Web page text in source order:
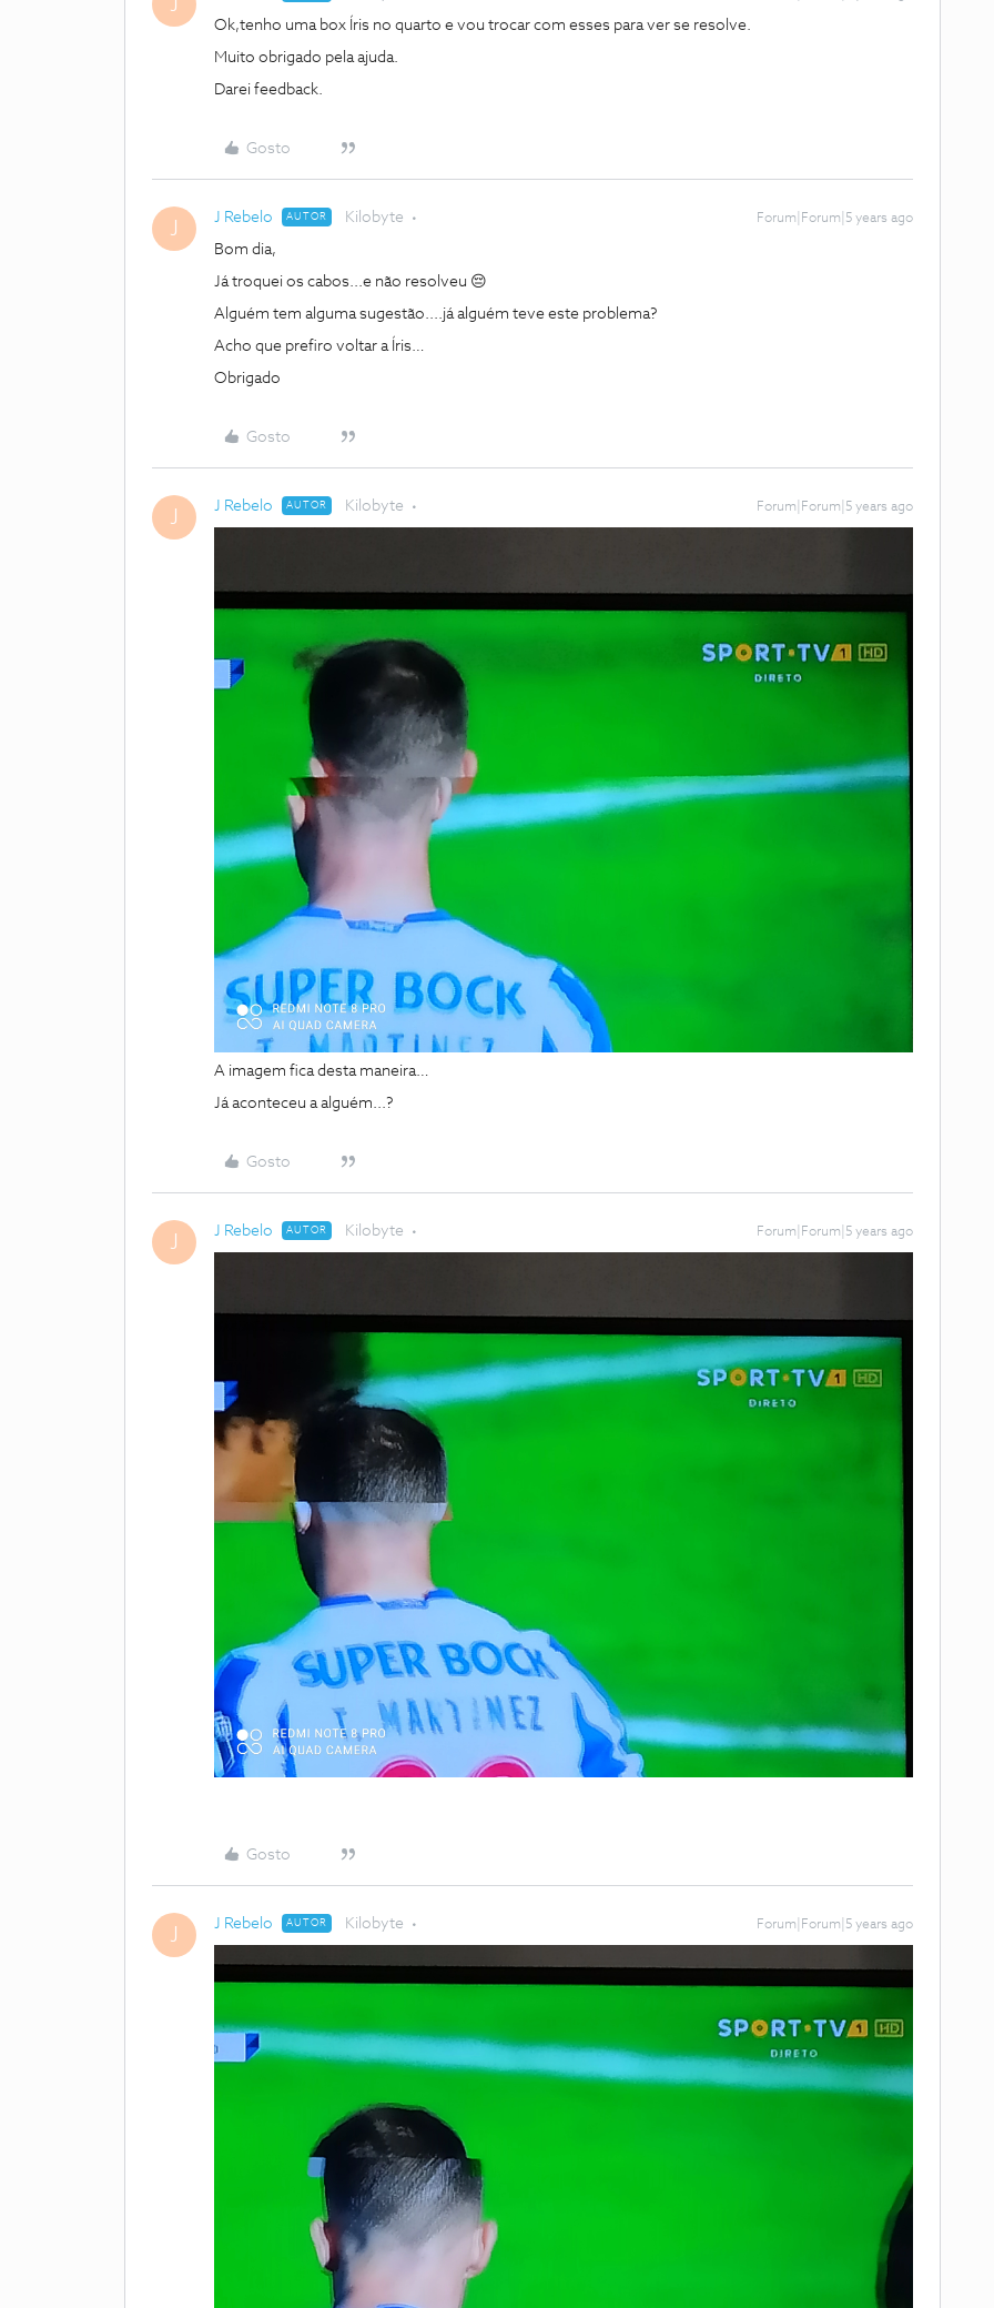
J
Ok,tenho uma box Íris no quarto e vou trocar com esses para ver se resolve.
Muito obrigado pela ajuda.
Darei feedback.
Gosto
J J Rebelo AUTOR Kilobyte Forum|Forum|5 years ago
Bom dia,
Já troquei os cabos...e não resolveu 😔
Alguém tem alguma sugestão....já alguém teve este problema?
Acho que prefiro voltar a Íris…
Obrigado
Gosto
J J Rebelo AUTOR Kilobyte Forum|Forum|5 years ago
A imagem fica desta maneira…
Já aconteceu a alguém...?
Gosto
J J Rebelo AUTOR Kilobyte Forum|Forum|5 years ago
Gosto
J J Rebelo AUTOR Kilobyte Forum|Forum|5 years ago